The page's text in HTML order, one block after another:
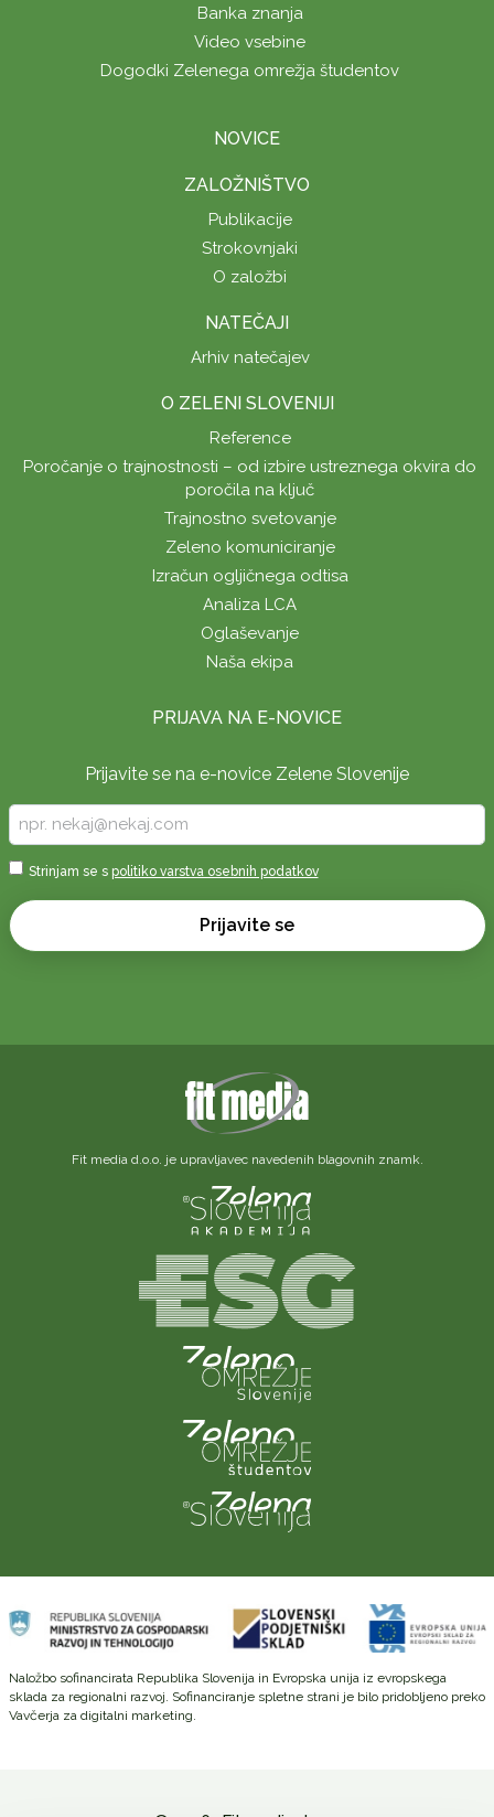
Banka znanja
Video vsebine
Dogodki Zelenega omrežja študentov
NOVICE
ZALOŽNIŠTVO
Publikacije
Strokovnjaki
O založbi
NATEČAJI
Arhiv natečajev
O ZELENI SLOVENIJI
Reference
Poročanje o trajnostnosti – od izbire ustreznega okvira do
poročila na ključ
Trajnostno svetovanje
Zeleno komuniciranje
Izračun ogljičnega odtisa
Analiza LCA
Oglaševanje
Naša ekipa
PRIJAVA NA E-NOVICE
Prijavite se na e-novice Zelene Slovenije
e-
Sprejmi
*
Strinjam se s politiko varstva osebnih podatkov
Prijavite se
Fit media d.o.o. je upravljavec navedenih blagovnih znamk.
Naložbo sofinancirata Republika Slovenija in Evropska unija iz evropskega
sklada za regionalni razvoj. Sofinanciranje spletne strani je bilo pridobljeno preko
Vavčerja za digitalni marketing.